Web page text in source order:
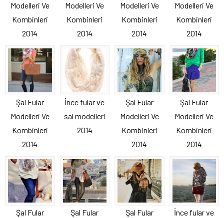
Modelleri Ve
Kombinleri
2014
Modelleri Ve
Kombinleri
2014
Modelleri Ve
Kombinleri
2014
Modelleri Ve
Kombinleri
2014
Şal Fular
Modelleri Ve
Kombinleri
2014
İnce fular ve
sal modelleri
2014
Şal Fular
Modelleri Ve
Kombinleri
2014
Şal Fular
Modelleri Ve
Kombinleri
2014
Şal Fular
Şal Fular
Şal Fular
İnce fular ve